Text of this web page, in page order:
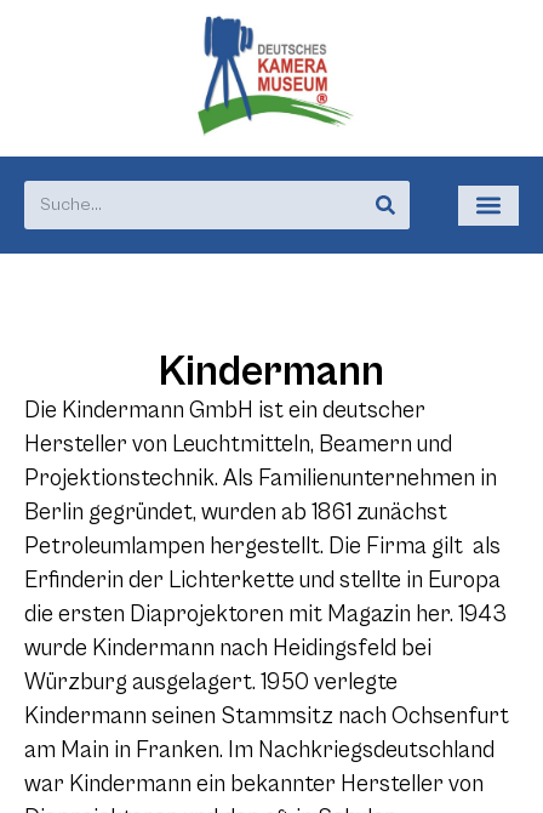
Kindermann
Die Kindermann GmbH ist ein deutscher
Hersteller von Leuchtmitteln, Beamern und
Projektionstechnik. Als Familienunternehmen in
Berlin gegründet, wurden ab 1861 zunächst
Petroleumlampen hergestellt. Die Firma gilt als
Erfinderin der Lichterkette und stellte in Europa
die ersten Diaprojektoren mit Magazin her. 1943
wurde Kindermann nach Heidingsfeld bei
Würzburg ausgelagert. 1950 verlegte
Kindermann seinen Stammsitz nach Ochsenfurt
am Main in Franken. Im Nachkriegsdeutschland
war Kindermann ein bekannter Hersteller von